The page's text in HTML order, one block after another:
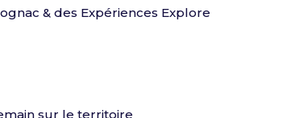
& des Expériences Explore
sur le territoire